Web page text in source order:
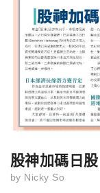
股神加碼日
by Nicky So